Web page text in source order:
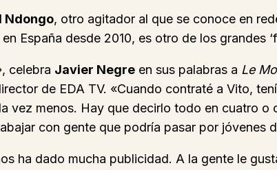
Ndongo, otro agitador al que se conoce en
España desde 2010, es otro de los grandes
celebra Javier Negre en sus palabras a Le
de EDA TV. «Cuando contraté a Vito,
vez menos. Hay que decirlo todo en cuatro
con gente que podría pasar por jóvenes
ha dado mucha publicidad. A la gente le